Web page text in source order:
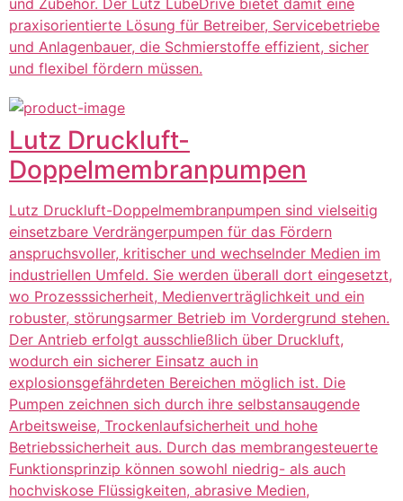
praxisorientierte Lösung für Betreiber, Servicebetriebe
und Anlagenbauer, die Schmierstoffe effizient, sicher
und flexibel fördern müssen.
Lutz Druckluft-
Doppelmembranpumpen
Lutz Druckluft-Doppelmembranpumpen sind vielseitig
einsetzbare Verdrängerpumpen für das Fördern
anspruchsvoller, kritischer und wechselnder Medien im
industriellen Umfeld. Sie werden überall dort eingesetzt,
wo Prozesssicherheit, Medienverträglichkeit und ein
robuster, störungsarmer Betrieb im Vordergrund stehen.
Der Antrieb erfolgt ausschließlich über Druckluft,
wodurch ein sicherer Einsatz auch in
explosionsgefährdeten Bereichen möglich ist. Die
Pumpen zeichnen sich durch ihre selbstansaugende
Arbeitsweise, Trockenlaufsicherheit und hohe
Betriebssicherheit aus. Durch das membrangesteuerte
Funktionsprinzip können sowohl niedrig- als auch
hochviskose Flüssigkeiten, abrasive Medien,